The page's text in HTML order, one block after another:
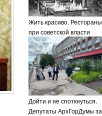
Жить красиво. Рестораны
при советской власти
Дойти и не споткнуться.
Депутаты АрхГорДумы за